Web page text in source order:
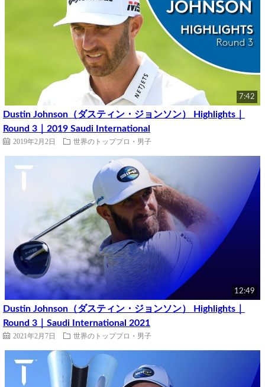
7:42
Dustin Johnson（ダスティン・ジョンソン） Highlights｜
Round 3｜2019 Saudi International
2019年2月2日 世界のトッププロ・男子
12:49
Dustin Johnson（ダスティン・ジョンソン） Highlights｜
Round 3｜Saudi International 2021
2021年2月7日 世界のトッププロ・男子